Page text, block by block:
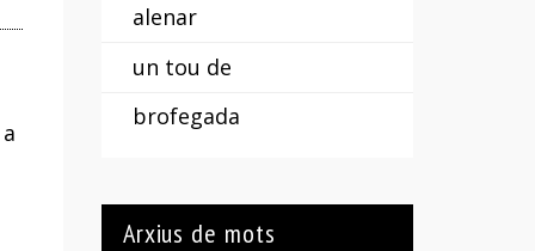
alenar
un tou de
brofegada
Arxius de mots